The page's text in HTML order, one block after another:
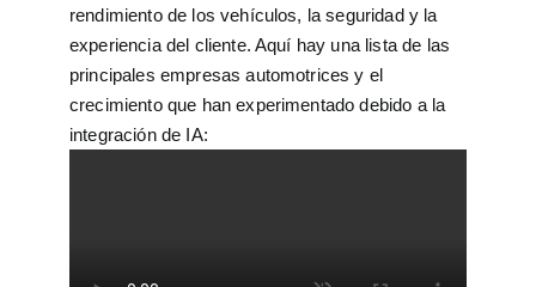
rendimiento de los vehículos, la seguridad y la
experiencia del cliente. Aquí hay una lista de las
principales empresas automotrices y el
crecimiento que han experimentado debido a la
integración de IA: